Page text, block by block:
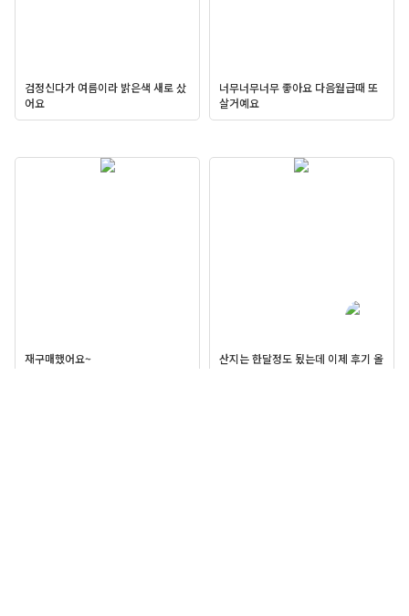
검정신다가 여름이라 밝은색 새로 샀
어요
너무너무너무 좋아요 다음월급때 또
살거예요
재구매했어요~
산지는 한달정도 됬는데 이제 후기 올